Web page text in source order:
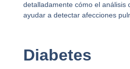
detalladamente cómo el análisis
ayudar a detectar afecciones
Diabetes